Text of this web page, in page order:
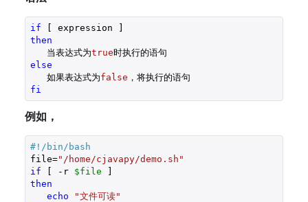
if
then
   当表达式为
true
else
   如果表达式为
false
fi
例如，
#!/bin/bash
file="/home/cjavapy/demo.sh"
if [ -r $file
then
echo
"文件可读"